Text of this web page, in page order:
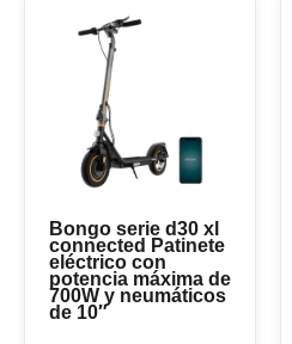
Bongo serie d30 xl
connected Patinete
eléctrico con
potencia máxima de
700W y neumáticos
de 10″